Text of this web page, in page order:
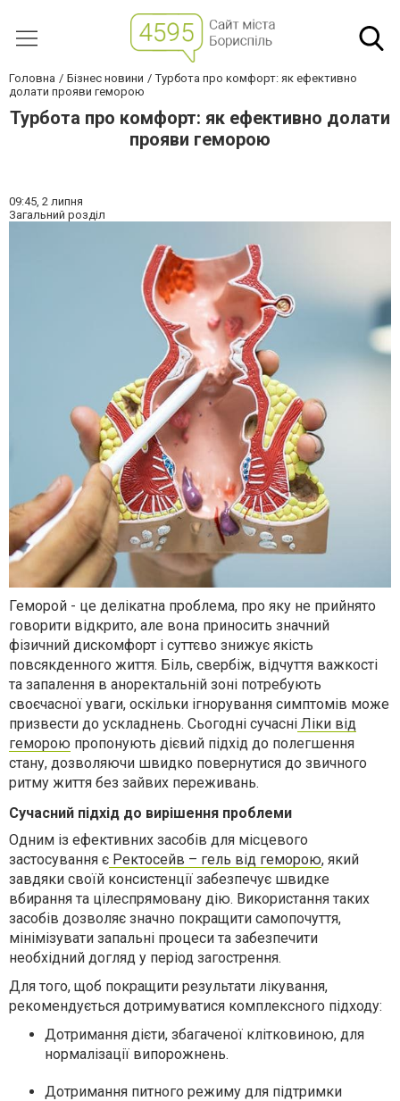
Головна Бізнес новини
Турбота про комфорт: як ефективно
долати прояви геморою
Турбота про комфорт: як ефективно долати
прояви геморою
09:45, 2 липня
Загальний розділ
Геморой - це делікатна проблема, про яку не прийнято
говорити відкрито, але вона приносить значний
фізичний дискомфорт і суттєво знижує якість
повсякденного життя. Біль, свербіж, відчуття важкості
та запалення в аноректальній зоні потребують
своєчасної уваги, оскільки ігнорування симптомів може
призвести до ускладнень. Сьогодні сучасні Ліки від
геморою пропонують дієвий підхід до полегшення
стану, дозволяючи швидко повернутися до звичного
ритму життя без зайвих переживань.
Сучасний підхід до вирішення проблеми
Одним із ефективних засобів для місцевого
застосування є Ректосейв – гель від геморою, який
завдяки своїй консистенції забезпечує швидке
вбирання та цілеспрямовану дію. Використання таких
засобів дозволяє значно покращити самопочуття,
мінімізувати запальні процеси та забезпечити
необхідний догляд у період загострення.
Для того, щоб покращити результати лікування,
рекомендується дотримуватися комплексного підходу:
Дотримання дієти, збагаченої клітковиною, для
нормалізації випорожнень.
Дотримання питного режиму для підтримки